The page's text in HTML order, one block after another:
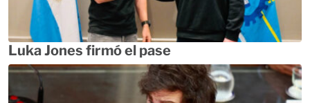
Luka Jones firmó el pase